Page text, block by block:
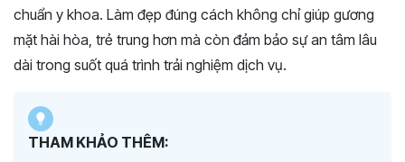
chuẩn y khoa. Làm đẹp đúng cách không chỉ giúp gương
mặt hài hòa, trẻ trung hơn mà còn đảm bảo sự an tâm lâu
dài trong suốt quá trình trải nghiệm dịch vụ.
THAM KHẢO THÊM: